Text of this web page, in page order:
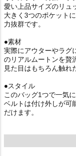
愛い上品サイズのリュ
大きく3つのポケット
力抜群です。
●素材
実際にアウターやラグ
のリアルムートンを贅
見た目はもちろん触れ
●スタイル
このバッグ1つで一気
ベルトは付け外しが可
だけます。